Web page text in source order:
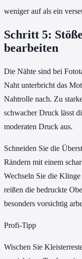
weniger auf als ein
Schritt 5:
bearbeiten
Die Nähte sind bei
Naht unterbricht das
Nahtrolle nach. Zu
schwacher Druck lässt
moderaten Druck aus.
Schneiden Sie die
Rändern mit einem
Wechseln Sie die
reißen die bedruckte
besonders vorsichtig
Profi-Tipp
Wischen Sie